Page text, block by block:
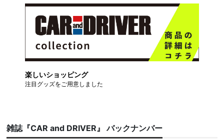
楽しいショッピング
注目グッズをご用意しました
雑誌『CAR and DRIVER』 バックナンバー